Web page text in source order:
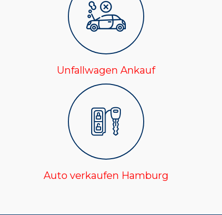
Unfallwagen Ankauf
Auto verkaufen Hamburg